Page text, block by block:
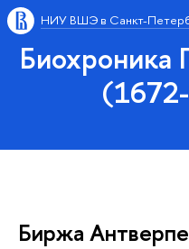
НИУ ВШЭ в Санкт-
Биохроника
Биржа